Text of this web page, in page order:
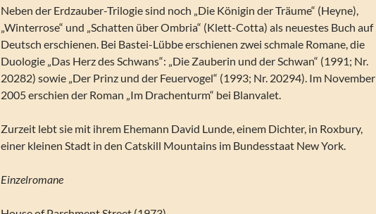
Neben der Erdzauber-Trilogie sind noch „Die Königin der Träume“ (Heyne),
„Winterrose“ und „Schatten über Ombria“ (Klett-Cotta) als neuestes Buch auf
Deutsch erschienen. Bei Bastei-Lübbe erschienen zwei schmale Romane, die
Duologie „Das Herz des Schwans“: „Die Zauberin und der Schwan“ (1991; Nr.
20282) sowie „Der Prinz und der Feuervogel“ (1993; Nr. 20294). Im November
2005 erschien der Roman „Im Drachenturm“ bei Blanvalet.
Zurzeit lebt sie mit ihrem Ehemann David Lunde, einem Dichter, in Roxbury,
einer kleinen Stadt in den Catskill Mountains im Bundesstaat New York.
Einzelromane